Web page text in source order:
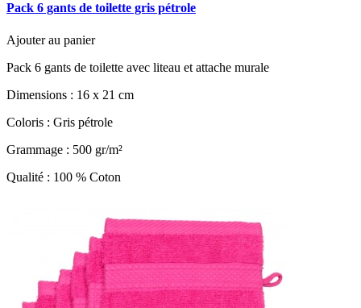
Pack 6 gants de toilette gris pétrole
Ajouter au panier
Pack 6 gants de toilette avec liteau et attache murale
Dimensions : 16 x 21 cm
Coloris : Gris pétrole
Grammage : 500 gr/m²
Qualité : 100 % Coton